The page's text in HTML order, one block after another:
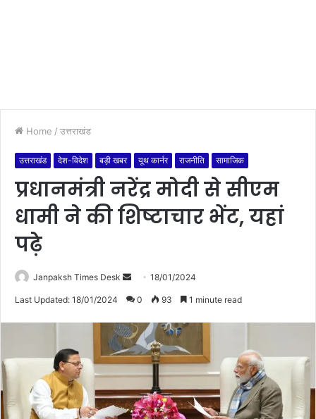
Home / उत्तराखंड
उत्तराखंड देश-विदेश बड़ी खबर यूथ कार्नर राजनीति सामाजिक
प्रधानमंत्री नरेंद्र मोदी से सीएम
धामी ने की शिष्टाचार भेंट, यहां
पढ़े
Janpaksh Times Desk
e
d
a
n
e
m
a
18/01/2024
Last Updated: 18/01/2024 0 93 1 minute read